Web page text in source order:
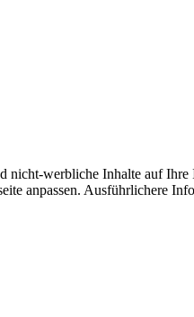
werbliche Inhalte auf
anpassen. Ausführlichere